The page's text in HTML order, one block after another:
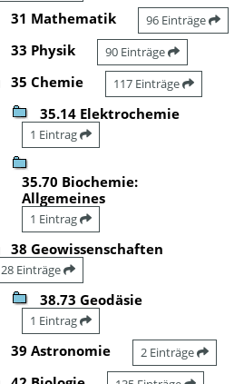
31 Mathematik 96 Einträge
33 Physik 90 Einträge
35 Chemie 117 Einträge
35.14 Elektrochemie
1 Eintrag
35.70 Biochemie:
Allgemeines
1 Eintrag
38 Geowissenschaften
28 Einträge
38.73 Geodäsie
1 Eintrag
39 Astronomie 2 Einträge